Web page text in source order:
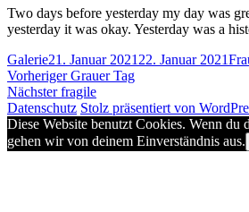
Two days before yesterday my day was
yesterday it was okay. Yesterday was a
Format
GalerieVeröffentlicht
am
21. Januar 2021 22. Januar 2021
Beitragsnavigation
Vorheriger Vorheriger
Beitrag:
Grauer Tag
Nächster Nächster
Beitrag:
fragile
Datenschutz Stolz präsentiert von
Diese Website benutzt Cookies. Wenn du
gehen wir von deinem Einverständnis aus.